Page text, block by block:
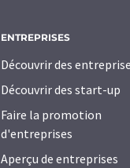
ENTREPRISES
Découvrir des
Découvrir des start-up
Faire la promotion
d'entreprises
Aperçu de entreprises